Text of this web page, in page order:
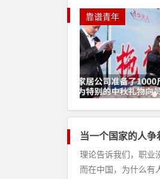
靠谱青年
当一个国家的人争
理论告诉我们，职业
而在中国，为什么有